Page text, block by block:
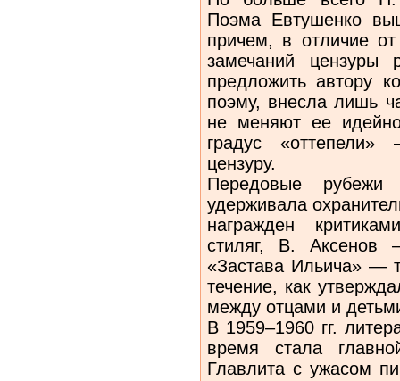
Поэма Евтушенко
причем, в отличие
замечаний цензуры
предложить автору
поэму, внесла лишь
не меняют ее
градус
цензуру.
Передовые
удерживала
награжден
стиляг, В. Аксенов
«Застава Ильича» —
течение, как
между отцами и
В 1959–1960 гг.
время стала
Главлита с ужасом